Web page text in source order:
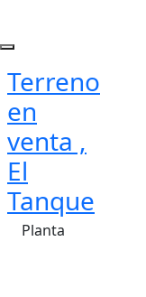
Terreno
en
venta ,
El
Tanque
Planta